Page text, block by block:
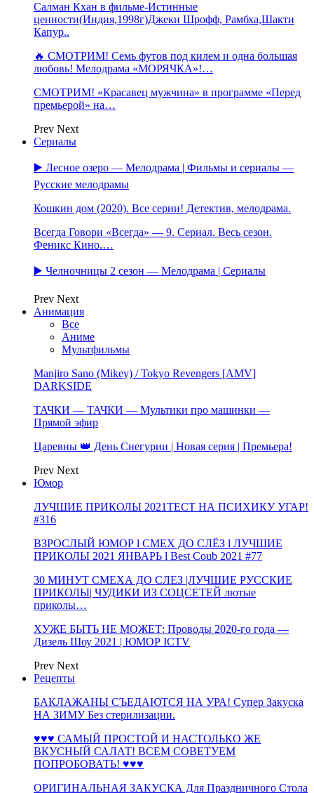
Салман Кхан в фильме-Истинные
ценности(Индия,1998г)Джеки Шрофф, Рамбха,Шакти
Капур..
🔥 СМОТРИМ! Семь футов под килем и одна большая
любовь! Мелодрама «МОРЯЧКА»!…
СМОТРИМ! «Красавец мужчина» в программе «Перед
премьерой» на…
Prev Next
Сериалы
▶️ Лесное озеро — Мелодрама | Фильмы и сериалы —
Русские мелодрамы
Кошкин дом (2020). Все серии! Детектив, мелодрама.
Всегда Говори «Всегда» — 9. Сериал. Весь сезон.
Феникс Кино.…
▶️ Челночницы 2 сезон — Мелодрама | Сериалы
Prev Next
Анимация
Все
Аниме
Мультфильмы
Manjiro Sano (Mikey) / Tokyo Revengers [AMV]
DARKSIDE
ТАЧКИ — ТАЧКИ — Мультики про машинки —
Прямой эфир
Царевны 👑 День Снегурии | Новая серия | Премьера!
Prev Next
Юмор
ЛУЧШИЕ ПРИКОЛЫ 2021ТЕСТ НА ПСИХИКУ УГАР!
#316
ВЗРОСЛЫЙ ЮМОР l СМЕХ ДО СЛЁЗ l ЛУЧШИЕ
ПРИКОЛЫ 2021 ЯНВАРЬ l Best Coub 2021 #77
30 МИНУТ СМЕХА ДО СЛЕЗ |ЛУЧШИЕ РУССКИЕ
ПРИКОЛЫ| ЧУДИКИ ИЗ СОЦСЕТЕЙ лютые
приколы…
ХУЖЕ БЫТЬ НЕ МОЖЕТ: Проводы 2020-го года —
Дизель Шоу 2021 | ЮМОР ICTV
Prev Next
Рецепты
БАКЛАЖАНЫ СЪЕДАЮТСЯ НА УРА! Супер Закуска
НА ЗИМУ Без стерилизации.
♥♥♥ САМЫЙ ПРОСТОЙ И НАСТОЛЬКО ЖЕ
ВКУСНЫЙ САЛАТ! ВСЕМ СОВЕТУЕМ
ПОПРОБОВАТЬ! ♥♥♥
ОРИГИНАЛЬНАЯ ЗАКУСКА Для Праздничного Стола